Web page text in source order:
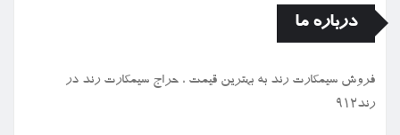
درباره ما
فروش سیمكارت رند به بهترین قیمت ، حراج سیمكارت رند در
رند912